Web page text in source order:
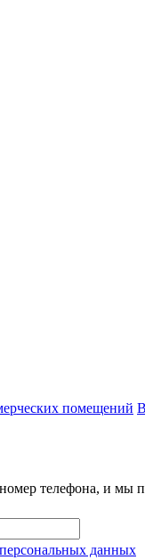
помещений
телефона, и мы
данных